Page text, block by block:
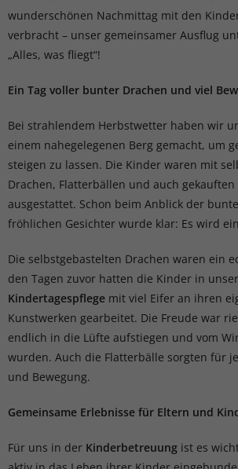
wunderschönen Nachmittag mit den
verbracht – unser gemeinsamer Ausflug
„Alles, was fliegt“!
Ein Tag voller bunter Drachen und viel
Bei strahlendem Herbstwetter haben wir
einem nahegelegenen Berg gemacht, um
steigen zu lassen. Die Kinder waren mit
Drachen, Flatterbällen und auch
ausgestattet. Schon beim Anblick der
fröhlichen Gesichter wurde klar: Es wird
Die selbstgebastelten Drachen waren ein
den Tagen zuvor hatten die Kinder in
Kindertagespflege mit viel Eifer an ihren
Kunstwerken gearbeitet. Die Freude war
endlich in die Lüfte aufstiegen und vom
wurden. Auch die Flatterbälle sorgten für
und Bewegung.
Gemeinsame Erlebnisse für Eltern und
Für uns in der Kinderbetreuung ist es